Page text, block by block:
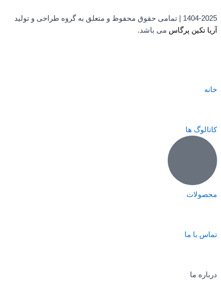
1404-2025 | تمامی حقوق محفوظ و متعلق به گروه طراحی و تولید
آریا تکین پرگاس می باشد.
خانه
کاتالوگ ها
محصولات
تماس با ما
درباره ما